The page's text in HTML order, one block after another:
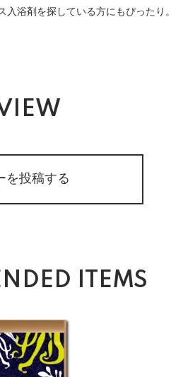
浴剤を探している方にもぴったり
を投稿する
ITEMS